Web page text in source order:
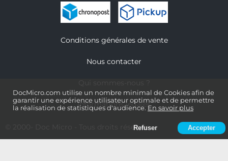
DocMicro.com utilise un nombre minimal de Cookies afin de
garantir une expérience utilisateur optimale et de permettre
la réalisation de statistiques d'audience. En savoir plus
Refuser Accepter
Conditions générales de vente
Nous contacter
Informations légales
- Tous droits réservés